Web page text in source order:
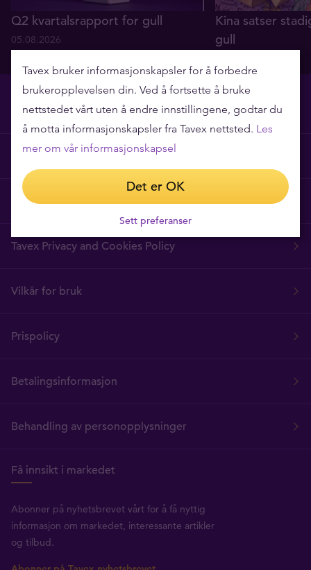
Q2 kvartalsrapport for gull
05.08.2026
Kina satser
gull
Hvorfor Tavex?
Ofte stilte spørsmål
Tavex Privacy and Cookies Policy
Vilkår for bruk
Prispolicy
Betalingsinformasjon
Behandling av personopplysninger
Få innsikt i markedet
Abonner på nyhetsbrevet vårt for å få nyttig
informasjon om markedet, interessante artikler
og tilbud.
Tavex bruker informasjonskapsler for å forbedre
brukeropplevelsen din. Ved å fortsette å bruke
nettstedet vårt uten å endre innstillingene, godtar du
å motta informasjonskapsler fra Tavex nettsted. Les
mer om vår informasjonskapsel
Det er OK
Sett preferanser